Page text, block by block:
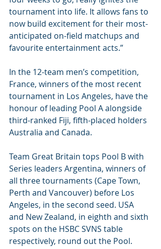
tournament into life. It allows fans to
now build excitement for their most-
anticipated on-field matchups and
favourite entertainment acts.”
In the 12-team men’s competition,
France, winners of the most recent
tournament in Los Angeles, have the
honour of leading Pool A alongside
third-ranked Fiji, fifth-placed holders
Australia and Canada.
Team Great Britain tops Pool B with
Series leaders Argentina, winners of
all three tournaments (Cape Town,
Perth and Vancouver) before Los
Angeles, in the second seed. USA
and New Zealand, in eighth and sixth
spots on the HSBC SVNS table
respectively, round out the Pool.